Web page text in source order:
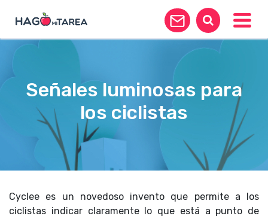
Señales luminosas para
los ciclistas
Cyclee es un novedoso invento que permite a los
ciclistas indicar claramente lo que está a punto de